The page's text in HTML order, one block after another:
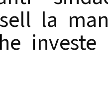
la